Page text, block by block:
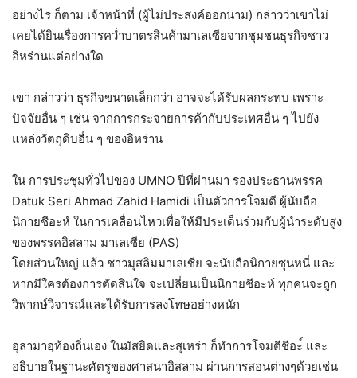
อย่างไร ก็ตาม เจ้าหน้าที่ (ผู้ไม่ประสงค์ออกนาม) กล่าวว่าเขาไม่
เคยได้ยินเรื่องการคว่ำบาตรสินค้ามาเลเซียจากชุมชนธุรกิจชาว
อิหร่านแต่อย่างใด
เขา กล่าวว่า ธุรกิจขนาดเล็กกว่า อาจจะได้รับผลกระทบ เพราะ
ปัจจัยอื่น ๆ เช่น จากการกระจายการค้ากับประเทศอื่น ๆ ไปยัง
แหล่งวัตถุดิบอื่น ๆ ของอิหร่าน
ใน การประชุมทั่วไปของ UMNO ปีที่ผ่านมา รองประธานพรรค
Datuk Seri Ahmad Zahid Hamidi เป็นตัวการโจมตี ผู้นับถือ
นิกายชีอะห์ ในการเคลื่อนไหวเพื่อให้มีประเด็นร่วมกับผู้นำระดับสูง
ของพรรคอิสลาม มาเลเซีย (PAS)
โดยส่วนใหญ่ แล้ว ชาวมุสลิมมาเลเซีย จะนับถือนิกายซุนหนี่ และ
หากมีใครต้องการตัดสินใจ จะเปลี่ยนเป็นนิกายชีอะห์ ทุกคนจะถูก
วิพากษ์วิจารณ์และได้รับการลงโทษอย่างหนัก
อุลามาอฺท้องถิ่นเอง ในมัสยิดและสุเหร่า ก็ทำการโจมตีชีอะ์ และ
อธิบายในฐานะศัตรูของศาสนาอิสลาม ผ่านการสอนต่างๆด้วยเช่น